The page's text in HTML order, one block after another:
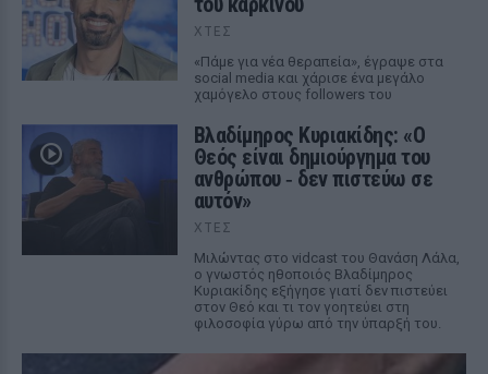
ΧΤΕΣ
«Πάμε για νέα θεραπεία», έγραψε στα
social media και χάρισε ένα μεγάλο
χαμόγελο στους followers του
Βλαδίμηρος Κυριακίδης: «Ο
Θεός είναι δημιούργημα του
ανθρώπου ‑ δεν πιστεύω σε
αυτόν»
ΧΤΕΣ
Μιλώντας στο vidcast του Θανάση Λάλα,
ο γνωστός ηθοποιός Βλαδίμηρος
Κυριακίδης εξήγησε γιατί δεν πιστεύει
στον Θεό και τι τον γοητεύει στη
φιλοσοφία γύρω από την ύπαρξή του.